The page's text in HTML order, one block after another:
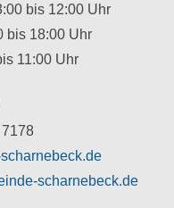
bis 12:00 Uhr
bis 18:00 Uhr
11:00 Uhr
scharnebeck.de